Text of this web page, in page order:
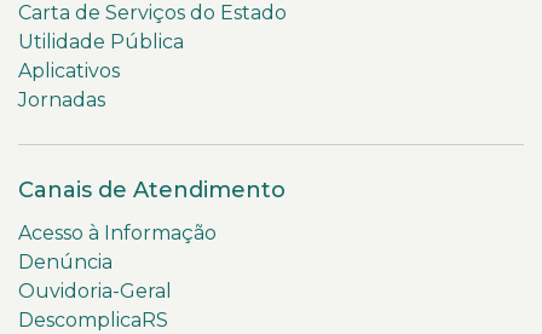
Carta de Serviços do Estado
Utilidade Pública
Aplicativos
Jornadas
Canais de Atendimento
Acesso à Informação
Denúncia
Ouvidoria-Geral
DescomplicaRS